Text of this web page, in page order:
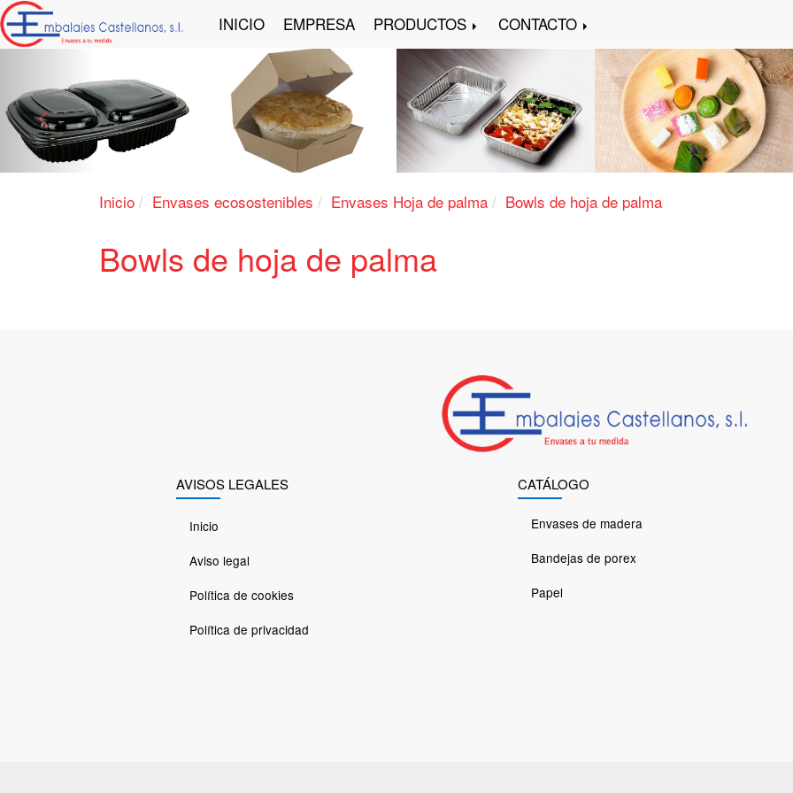
INICIO EMPRESA PRODUCTOS CONTACTO
Inicio Envases ecosostenibles Envases Hoja de palma Bowls de hoja de palma
Bowls de hoja de palma
AVISOS LEGALES
Inicio
Aviso legal
Política de cookies
Política de privacidad
CATÁLOGO
Envases de madera
Bandejas de porex
Papel